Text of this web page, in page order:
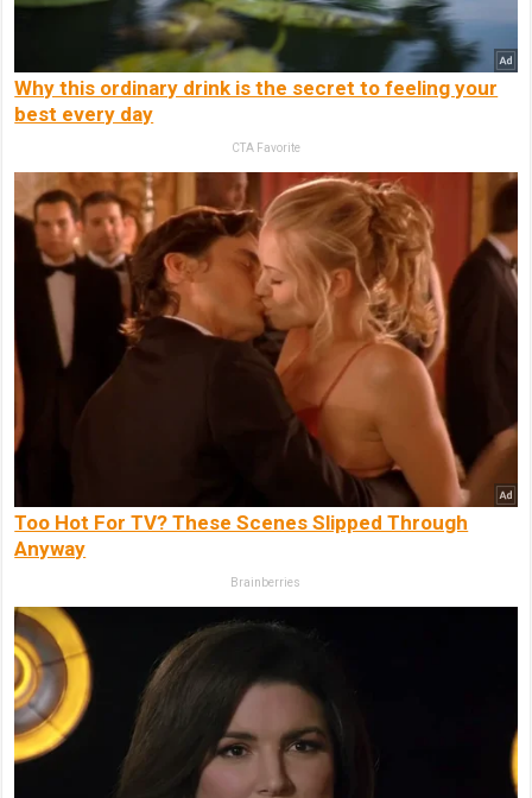
Why this ordinary drink is the secret to feeling your
best every day
CTA Favorite
Too Hot For TV? These Scenes Slipped Through
Anyway
Brainberries